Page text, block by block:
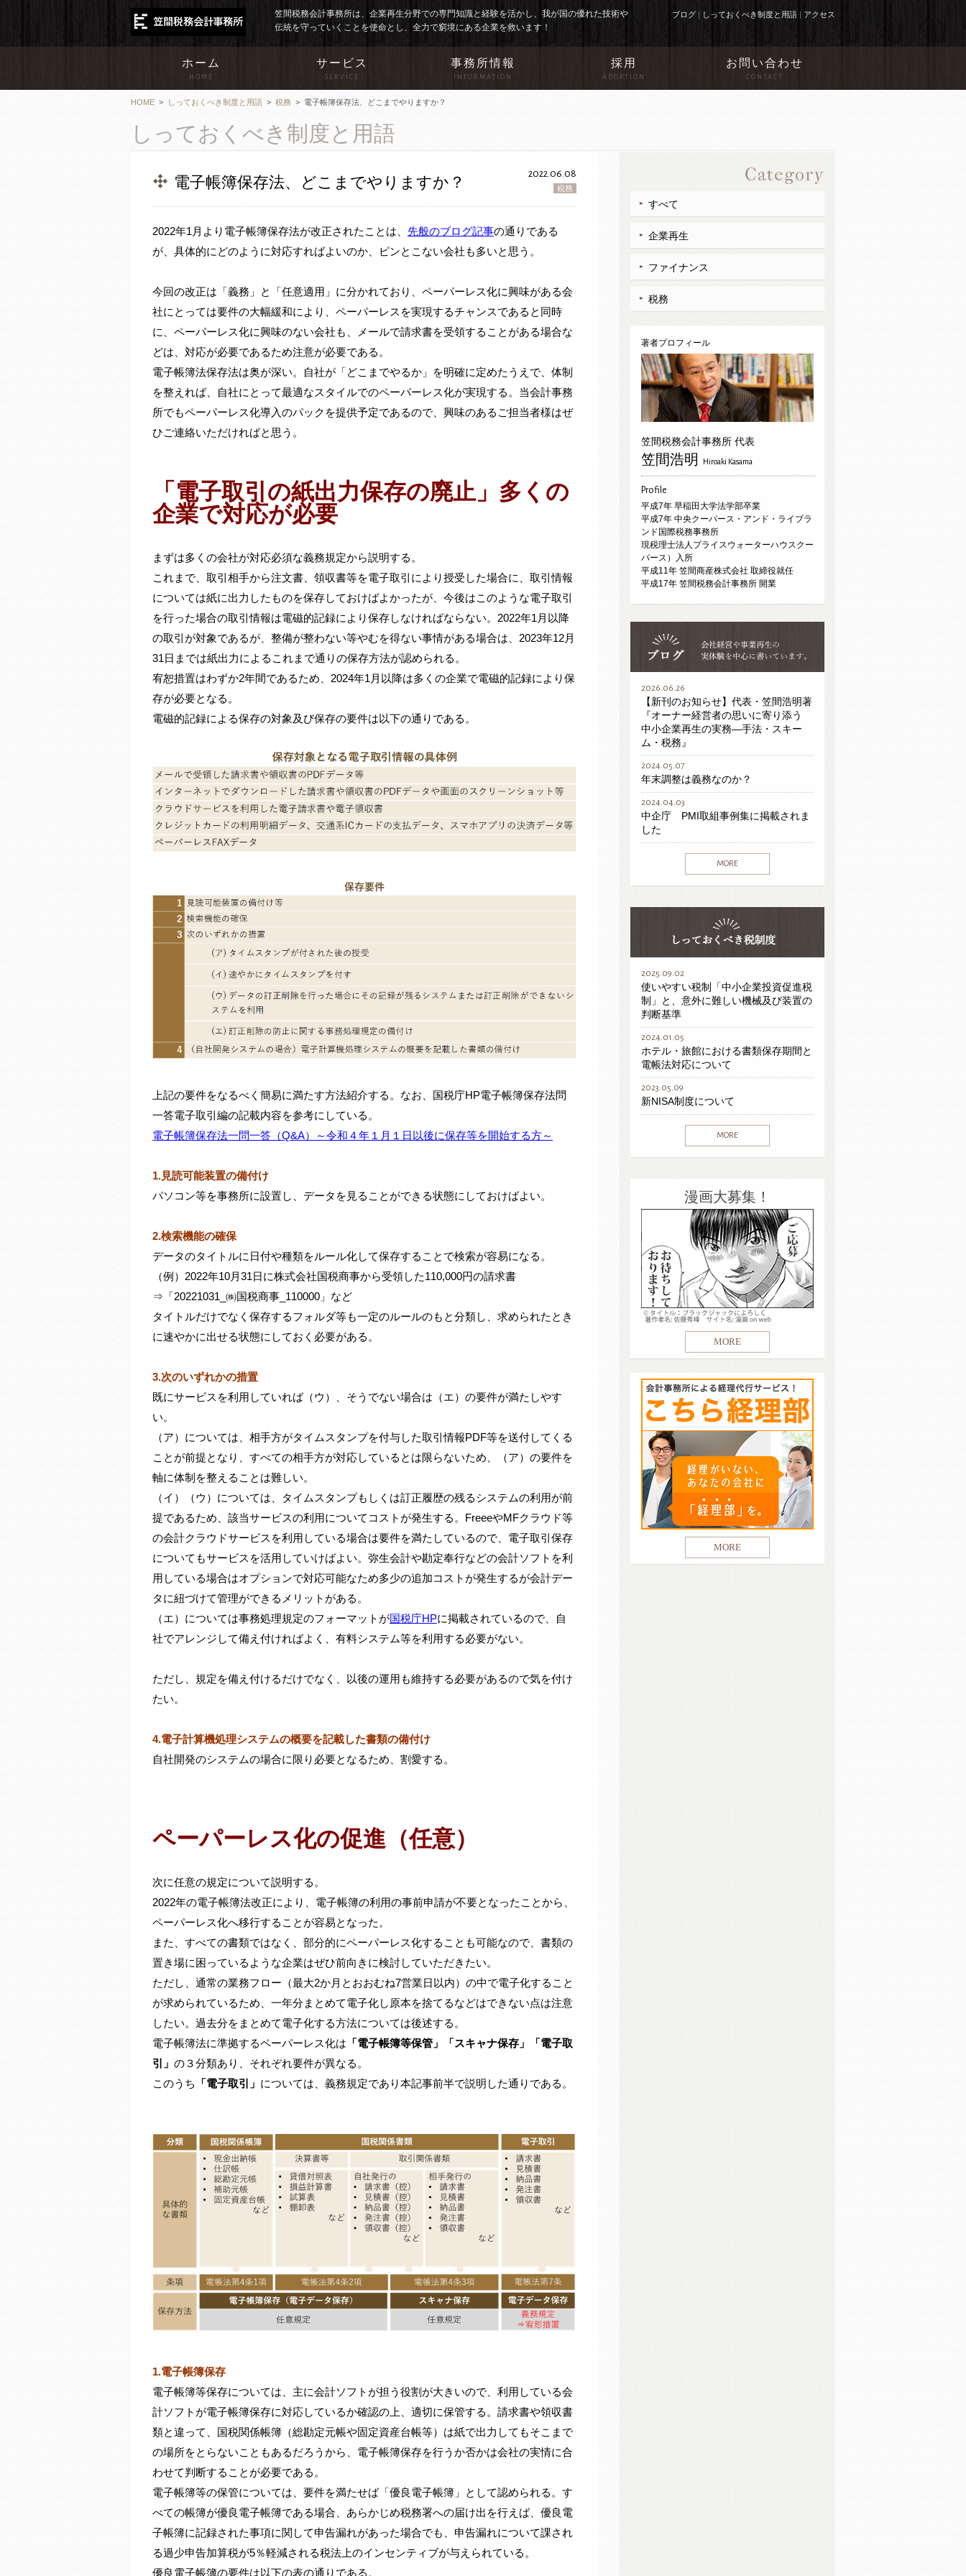
笠間税務会計事務所は、企業再生分野での専門知識と経験を活かし、我が国の優れた技術や
伝統を守っていくことを使命とし、全力で窮境にある企業を救います！
ブログ | しっておくべき制度と用語 | アクセス
ホーム
HOME
サービス
SERVICE
事務所情報
INFORMATION
採用
ADOPTION
お問い合わせ
CONTACT
HOME > しっておくべき制度と用語 > 税務 > 電子帳簿保存法、どこまでやりますか？
しっておくべき制度と用語
電子帳簿保存法、どこまでやりますか？ 2022.06.08
税務
2022年1月より電子帳簿保存法が改正されたことは、 先般のブログ記事の通りである
が、具体的にどのように対応すればよいのか、ピンとこない会社も多いと思う。
今回の改正は「義務」と「任意適用」に分かれており、ペーパーレス化に興味がある会
社にとっては要件の大幅緩和により、 ペーパーレスを実現するチャンスであると同時
に、ペーパーレス化に興味のない会社も、メールで請求書を受領することがある場合な
どは、対応が必要であるため注意が必要である。
電子帳簿法保存法は奥が深い。自社が「どこまでやるか」を明確に定めたうえで、体制
を整えれば、自社にとって最適なスタイルでのペーパーレス化が実現する。当会計事務
所でもペーパーレス化導入のパックを提供予定であるので、興味のあるご担当者様はぜ
ひご連絡いただければと思う。
「電子取引の紙出力保存の廃止」多くの
企業で対応が必要
まずは多くの会社が対応必須な義務規定から説明する。
これまで、取引相手から注文書、領収書等を電子取引により授受した場合に、取引情報
については紙に出力したものを保存しておけばよかったが、今後はこのような電子取引
を行った場合の取引情報は電磁的記録により保存しなければならない。2022年1月以降
の取引が対象であるが、整備が整わない等やむを得ない事情がある場合は、2023年12月
31日までは紙出力によるこれまで通りの保存方法が認められる。
宥恕措置はわずか2年間であるため、2024年1月以降は多くの企業で電磁的記録により保
存が必要となる。
電磁的記録による保存の対象及び保存の要件は以下の通りである。
上記の要件をなるべく簡易に満たす方法紹介する。なお、国税庁HP電子帳簿保存法問
一答電子取引編の記載内容を参考にしている。
電子帳簿保存法一問一答（Q&A）～令和４年１月１日以後に保存等を開始する方～
1.見読可能装置の備付け
パソコン等を事務所に設置し、データを見ることができる状態にしておけばよい。
2.検索機能の確保
データのタイトルに日付や種類をルール化して保存することで検索が容易になる。
（例）2022年10月31日に株式会社国税商事から受領した110,000円の請求書
⇒「20221031_㈱国税商事_110000」など
タイトルだけでなく保存するフォルダ等も一定のルールのもと分類し、求められたとき
に速やかに出せる状態にしておく必要がある。
3.次のいずれかの措置
既にサービスを利用していれば（ウ）、そうでない場合は（エ）の要件が満たしやす
い。
（ア）については、相手方がタイムスタンプを付与した取引情報PDF等を送付してくる
ことが前提となり、すべての相手方が対応しているとは限らないため、（ア）の要件を
軸に体制を整えることは難しい。
（イ）（ウ）については、タイムスタンプもしくは訂正履歴の残るシステムの利用が前
提であるため、該当サービスの利用についてコストが発生する。FreeeやMFクラウド等
の会計クラウドサービスを利用している場合は要件を満たしているので、電子取引保存
についてもサービスを活用していけばよい。弥生会計や勘定奉行などの会計ソフトを利
用している場合はオプションで対応可能なため多少の追加コストが発生するが会計デー
タに紐づけて管理ができるメリットがある。
（エ）については事務処理規定のフォーマットが国税庁HPに掲載されているので、自
社でアレンジして備え付ければよく、有料システム等を利用する必要がない。
ただし、規定を備え付けるだけでなく、以後の運用も維持する必要があるので気を付け
たい。
4.電子計算機処理システムの概要を記載した書類の備付け
自社開発のシステムの場合に限り必要となるため、割愛する。
ペーパーレス化の促進（任意）
次に任意の規定について説明する。
2022年の電子帳簿法改正により、電子帳簿の利用の事前申請が不要となったことから、
ペーパーレス化へ移行することが容易となった。
また、すべての書類ではなく、部分的にペーパーレス化することも可能なので、書類の
置き場に困っているような企業はぜひ前向きに検討していただきたい。
ただし、通常の業務フロー（最大2か月とおおむね7営業日以内）の中で電子化すること
が求められているため、一年分まとめて電子化し原本を捨てるなどはできない点は注意
したい。過去分をまとめて電子化する方法については後述する。
電子帳簿法に準拠するペーパーレス化は 「電子帳簿等保管」「スキャナ保存」「電子取
引」 の３分類あり、それぞれ要件が異なる。
このうち
「電子取引」 については、義務規定であり本記事前半で説明した通りである。
1.電子帳簿保存
電子帳簿等保存については、主に会計ソフトが担う役割が大きいので、利用している会
計ソフトが電子帳簿保存に対応しているか確認の上、適切に保管する。請求書や領収書
類と違って、国税関係帳簿（総勘定元帳や固定資産台帳等）は紙で出力してもそこまで
の場所をとらないこともあるだろうから、電子帳簿保存を行うか否かは会社の実情に合
わせて判断することが必要である。
電子帳簿等の保管については、要件を満たせば「優良電子帳簿」として認められる。す
べての帳簿が優良電子帳簿である場合、あらかじめ税務署への届け出を行えば、優良電
子帳簿に記録された事項に関して申告漏れがあった場合でも、申告漏れについて課され
る過少申告加算税が5％軽減される税法上のインセンティブが与えられている。
優良電子帳簿の要件は以下の表の通りである。
Category
すべて
企業再生
ファイナンス
税務
著者プロフィール
笠間税務会計事務所 代表
笠間浩明 Hiroaki Kasama
Profile
平成7年 早稲田大学法学部卒業
平成7年 中央クーパース・アンド・ライブラ
ンド国際税務事務所
現税理士法人プライスウォーターハウスクー
パース）入所
平成11年 笠間商産株式会社 取締役就任
平成17年 笠間税務会計事務所 開業
2026.06.26
【新刊のお知らせ】代表・笠間浩明著
『オーナー経営者の思いに寄り添う
中小企業再生の実務―手法・スキー
ム・税務』
2024.05.07
年末調整は義務なのか？
2024.04.03
中企庁 PMI取組事例集に掲載されま
した
MORE
2025.09.02
使いやすい税制「中小企業投資促進税
制」と、意外に難しい機械及び装置の
判断基準
2024.01.05
ホテル・旅館における書類保存期間と
電帳法対応について
2023.05.09
新NISA制度について
MORE
漫画大募集！
MORE
MORE